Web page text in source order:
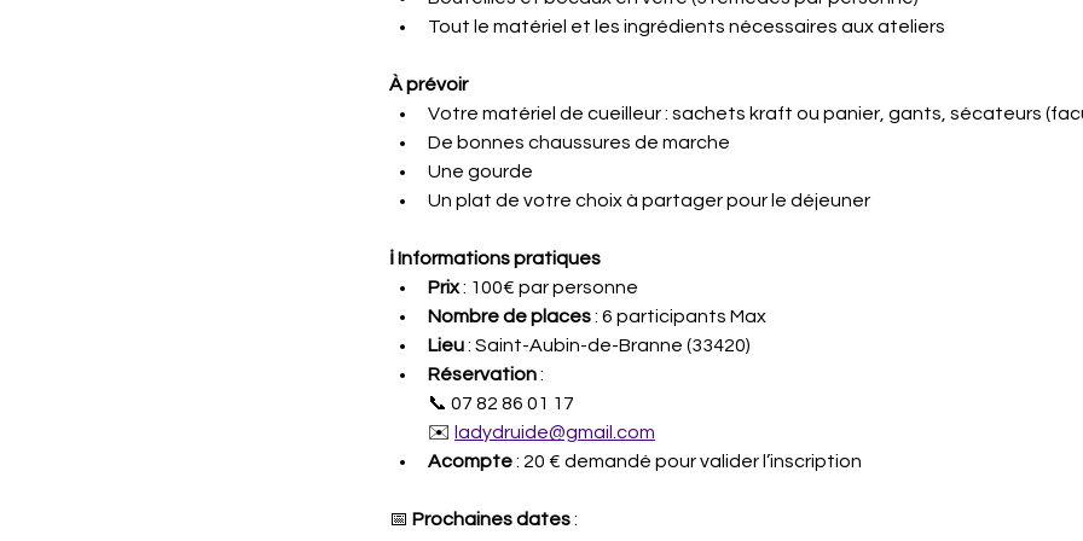
Tout le matériel et les ingrédients nécessaires aux ateliers
À prévoir
Votre matériel de cueilleur : sachets kraft ou panier, gants, sécateurs
De bonnes chaussures de marche
Une gourde
Un plat de votre choix à partager pour le déjeuner
ℹ️ Informations pratiques
Prix : 100€ par personne
Nombre de places : 6 participants Max
Lieu : Saint-Aubin-de-Branne (33420)
Réservation :
📞 07 82 86 01 17
✉️ ladydruide@gmail.com
Acompte : 20 € demandé pour valider l’inscription
📅 Prochaines dates :